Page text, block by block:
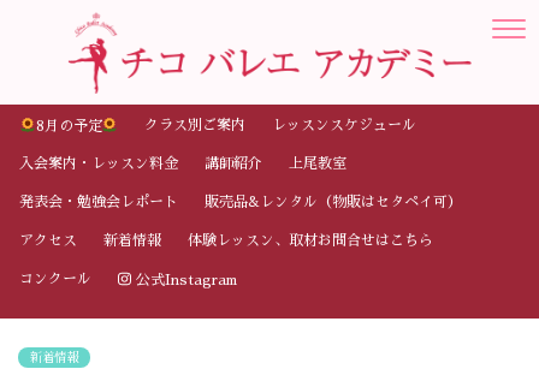
8月の予定 クラス別ご案内 レッスンスケジュール
入会案内・レッスン料金 講師紹介 上尾教室
発表会・勉強会レポート 販売品&レンタル（物販はセタペイ可）
アクセス 新着情報 体験レッスン、取材お問合せはこちら
コンクール 公式Instagram
新着情報